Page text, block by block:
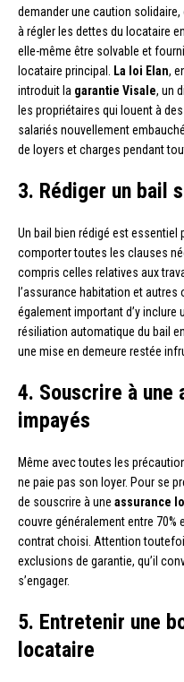
demander une caution solidaire,
à régler les dettes du locataire
elle-même être solvable et
locataire principal.
La loi Elan,
introduit la garantie Visale, un
les propriétaires qui louent à
salariés nouvellement
de loyers et charges pendant
3. Rédiger un bail
Un bail bien rédigé est
comporter toutes les clauses
compris celles relatives aux
l’assurance habitation et
également important d’y
résiliation automatique du bail
une mise en demeure restée
4. Souscrire à une
impayés
Même avec toutes les
ne paie pas son loyer. Pour se
de souscrire à une assurance
couvre généralement entre 70%
contrat choisi. Attention
exclusions de garantie, qu’il
s’engager.
5. Entretenir une
locataire